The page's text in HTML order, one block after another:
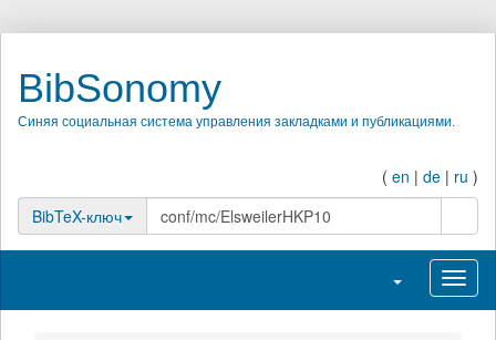
BibSonomy
Синяя социальная система управления закладками и публикациями.
( en | de | ru )
BibTeX-ключ
Переключить